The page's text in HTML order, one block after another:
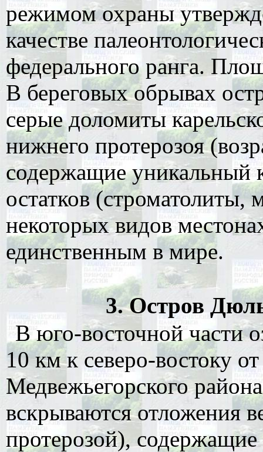
режимом охраны
качестве
федерального ранга.
В береговых обрывах
серые доломиты
нижнего протерозоя
содержащие уникальный
остатков
некоторых видов
единственным в мире.
3. Остров
В юго-восточной части
10 км к северо-востоку
Медвежьегорского
вскрываются отложения
протерозой),